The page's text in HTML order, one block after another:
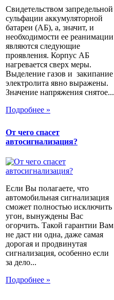
Свидетельством запредельной
сульфации аккумуляторной
батареи (АБ), а, значит, и
необходимости ее реанимации
являются следующие
проявления. Корпус АБ
нагревается сверх меры.
Выделение газов и закипание
электролита явно выражены.
Значение напряжения снятое...
Подробнее »
От чего спасет
автосигнализация?
Если Вы полагаете, что
автомобильная сигнализация
сможет полностью исключить
угон, вынуждены Вас
огорчить. Такой гарантии Вам
не даст ни одна, даже самая
дорогая и продвинутая
сигнализация, особенно если
за дело...
Подробнее »